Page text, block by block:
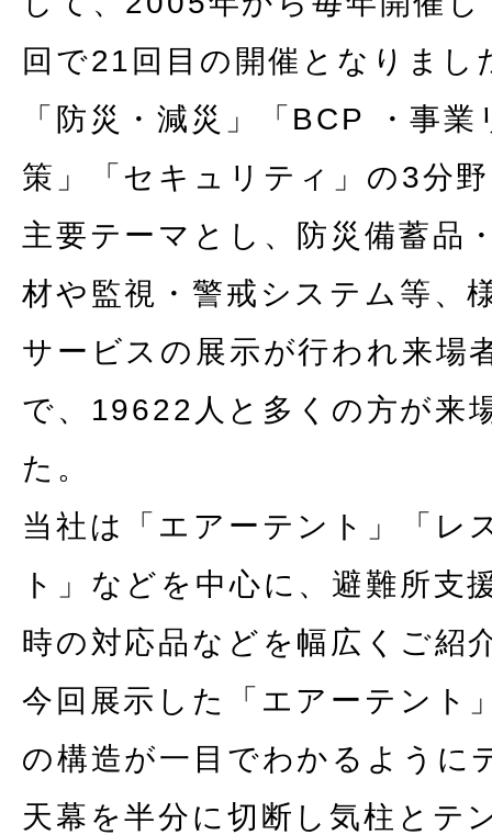
回で21回目の開催となりまし
「防災・減災」「BCP ・事
策」「セキュリティ」の3分
主要テーマとし、防災備蓄品
材や監視・警戒システム等、
サービスの展示が行われ来場
で、19622人と多くの方が来
た。
当社は「エアーテント」「レ
ト」などを中心に、避難所支
時の対応品などを幅広くご紹
今回展示した「エアーテント
の構造が一目でわかるように
天幕を半分に切断し気柱とテ